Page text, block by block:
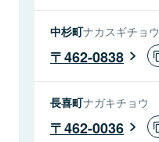
中杉町ナカスギチョウ
462-0838
長喜町ナガキチョウ
462-0036